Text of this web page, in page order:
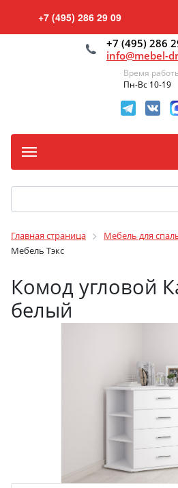
+7 (495) 286 29 09
+7 (495) 286
info@mebel-
Время
Пн-Вс 10-19
Главная страница Мебель для
Мебель Тэкс
Комод угловой
белый